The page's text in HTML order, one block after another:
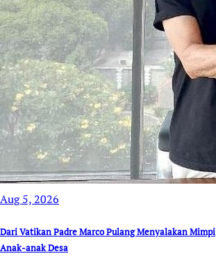
Aug 5, 2026
Dari Vatikan Padre Marco Pulang Menyalakan Mimpi
Anak-anak Desa